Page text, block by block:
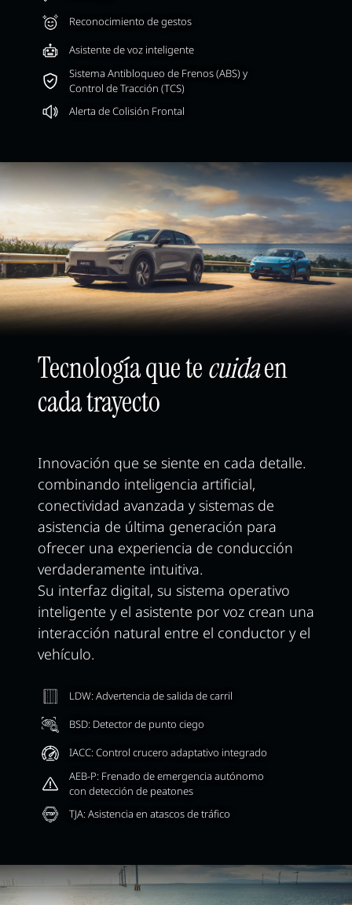
Reconocimiento de gestos
Asistente de voz inteligente
Sistema Antibloqueo de Frenos (ABS) y
Control de Tracción (TCS)
Alerta de Colisión Frontal
Tecnología que tecuidaen
cada trayecto
Innovación que se siente en cada detalle.
combinando inteligencia artificial,
conectividad avanzada y sistemas de
asistencia de última generación para
ofrecer una experiencia de conducción
verdaderamente intuitiva.
Su interfaz digital, su sistema operativo
inteligente y el asistente por voz crean una
interacción natural entre el conductor y el
vehículo.
LDW: Advertencia de salida de carril
BSD: Detector de punto ciego
IACC: Control crucero adaptativo integrado
AEB-P: Frenado de emergencia autónomo
con detección de peatones
TJA: Asistencia en atascos de tráfico